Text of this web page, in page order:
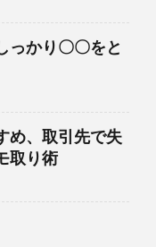
っかり〇〇をと
め、取引先で失
取り術